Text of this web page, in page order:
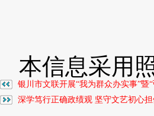
本信息采用
银川市文联开展“我为群众办实事”
深学笃行正确政绩观 坚守文艺初心